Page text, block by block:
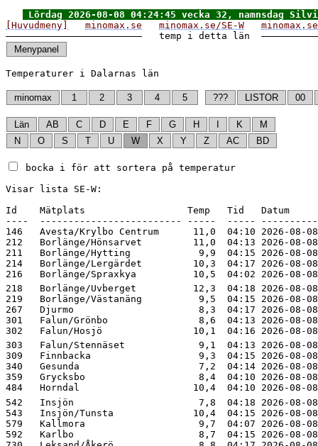
Lördag 2026-08-08 04:24:45 vecka 32, namnsdag
[Huvudmeny]
minomax.se minomax.se/SE-W
   temp i detta län
Temperaturer i Dalarnas län
bocka i för att sortera på temperatur
Visar lista SE-W:
Id    Mätplats                  Temp   Tid   Datum
----  ------------------------- -----  -----
146   Avesta/Krylbo Centrum      11,0  04:10
212   Borlänge/Hönsarvet         11,0  04:13
211   Borlänge/Hytting            9,9  04:15
214   Borlänge/Lergärdet         10,3  04:17
218   Borlänge/Uvberget          12,3  04:18
219   Borlänge/Västanäng          9,5  04:15
267   Djurmo                      8,3  04:17 2026-
301   Falun/Grönbo                8,6  04:13
303   Falun/Stennäset             9,1  04:13
309   Finnbacka                   9,3  04:15 2026-
340   Gesunda                     7,2  04:14 2026-
359   Grycksbo                    8,4  04:10 2026-
542   Insjön                      7,8  04:18 2026-
543   Insjön/Tunsta              10,4  04:15
579   Kallmora                    9,7  04:07 2026-
592   Karlbo                      8,7  04:15 2026-